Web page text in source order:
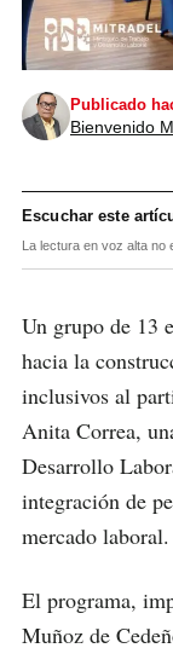
Publicado
Bienvenido
Escuchar este
La lectura en voz alta no
Un grupo de 13
hacia la
inclusivos al
Anita Correa,
Desarrollo
integración de
mercado laboral.
El programa,
Muñoz de